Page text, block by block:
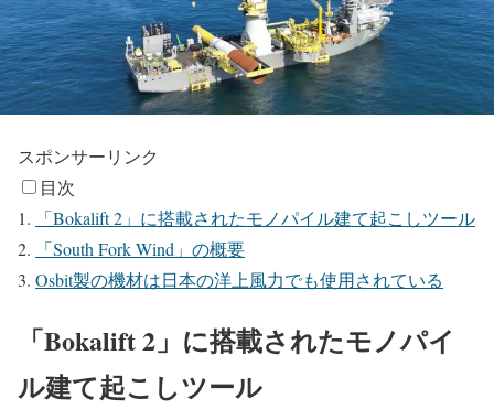
スポンサーリンク
目次
「South Fork Wind」の概要